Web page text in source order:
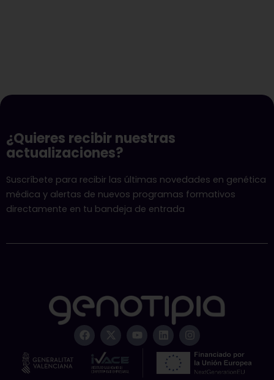
¿Quieres recibir nuestras
actualizaciones?
Suscríbete para recibir las últimas novedades en genética
médica y alertas de nuevos programas formativos
directamente en tu bandeja de entrada
F
a
c
X
-
t
w
i
Y
o
u
L
i
n
k
e
I
n
s
a